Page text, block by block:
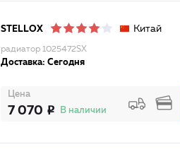
STELLOX Китай
радиатор 1025472SX
Доставка: Сегодня
Цена
7 070 В наличии